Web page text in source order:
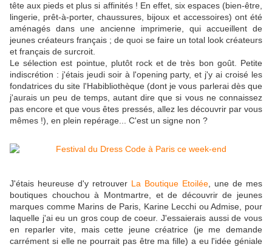
tête aux pieds et plus si affinités ! En effet, six espaces (bien-être,
lingerie, prêt-à-porter, chaussures, bijoux et accessoires) ont été
aménagés dans une ancienne imprimerie, qui accueillent de
jeunes créateurs français ; de quoi se faire un total look créateurs
et français de surcroit.
Le sélection est pointue, plutôt rock et de très bon goût. Petite
indiscrétion : j'étais jeudi soir à l'opening party, et j'y ai croisé les
fondatrices du site l'Habibliothèque (dont je vous parlerai dès que
j'aurais un peu de temps, autant dire que si vous ne connaissez
pas encore et que vous êtes pressés, allez les découvrir par vous
mêmes !), en plein repérage... C'est un signe non ?
J'étais heureuse d'y retrouver La Boutique Etoilée , une de mes
boutiques chouchou à Montmartre, et de découvrir de jeunes
marques comme Marins de Paris, Karine Lecchi ou Admise, pour
laquelle j'ai eu un gros coup de coeur. J'essaierais aussi de vous
en reparler vite, mais cette jeune créatrice (je me demande
carrément si elle ne pourrait pas être ma fille) a eu l'idée géniale